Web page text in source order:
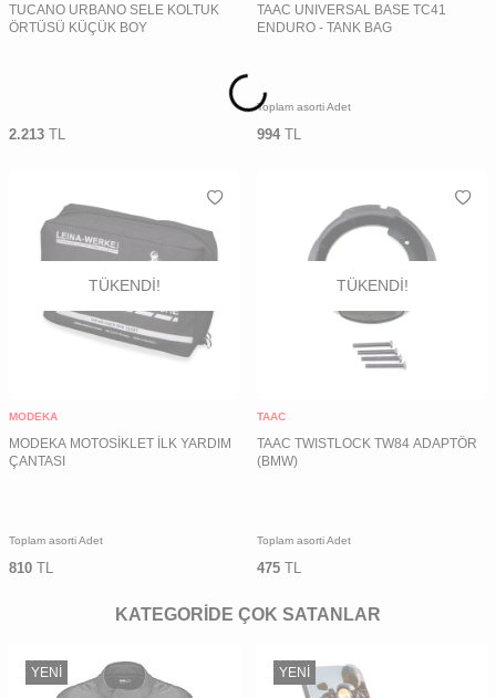
TUCANO URBANO SELE KOLTUK
ÖRTÜSÜ KÜÇÜK BOY
2.213 TL
TAAC UNIVERSAL BASE TC41
ENDURO - TANK BAG
Toplam asorti Adet
994 TL
TÜKENDI!
MODEKA
MODEKA MOTOSİKLET İLK YARDIM
ÇANTASI
Toplam asorti Adet
810 TL
TÜKENDI!
TAAC
TAAC TWISTLOCK TW84 ADAPTÖR
(BMW)
Toplam asorti Adet
475 TL
KATEGORİDE ÇOK SATANLAR
YENI YENI